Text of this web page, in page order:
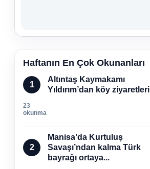
Haftanın En Çok Okunanları
1
Altıntaş Kaymakamı
Yıldırım’dan köy ziyaretleri
23
okunma
2
Manisa’da Kurtuluş
Savaşı’ndan kalma Türk
bayrağı ortaya...